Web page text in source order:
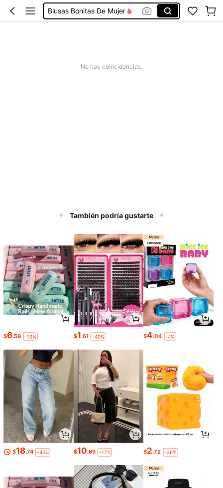
Blusas Bonitas De Mujer
No hay coincidencias.
También podría gustarte
$6.59 -19% $1.61 -40% $4.04 -4%
$18.74 -43% $10.69 -17% $2.72 -26%